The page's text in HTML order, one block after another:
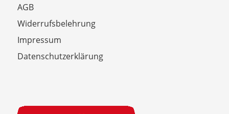
AGB
Widerrufsbelehrung
Impressum
Datenschutzerklärung